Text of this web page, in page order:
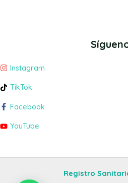
Instagram
TikTok
Facebook
YouTube
Registro